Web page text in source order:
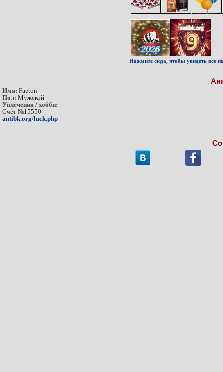
Нажмите сюда, чтобы увидеть все
Имя: Faeton
Пол: Мужской
Увлечения / хобби:
Счёт №15550
antibk.org/luck.php